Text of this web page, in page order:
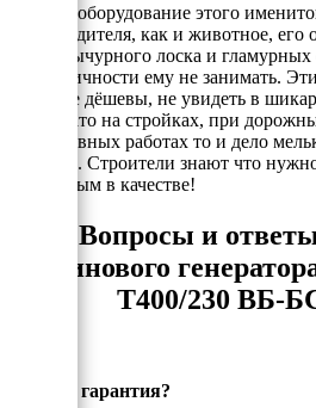
оборудование этого
производителя, как и животное,
имеет вычурного лоска и
и практичности ему не занимать.
они и не дёшевы, не увидеть в
дачах, зато на стройках, при
интенсивных работах то и дело
техники. Строители знают что
уверенным в качестве!
Вопросы и
бензинового
Т400/230 ВБ-
Есть ли гарантия?